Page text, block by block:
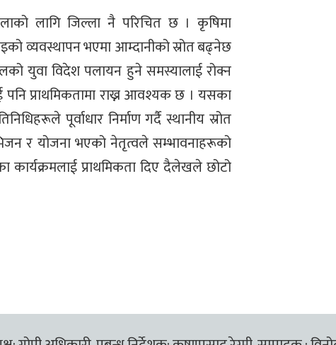
लागि जिल्ला नै परिचित छ । कृषिमा
व्यवस्थापन भएमा आम्दानीको स्रोत बढ्नेछ
युवा विदेश पलायन हुने समस्यालाई रोक्न
प्राथमिकतामा राख्न आवश्यक छ । यसका
पूर्वाधार निर्माण गर्दै स्थानीय स्रोत
र योजना भएको नेतृत्वले सम्भावनाहरूको
प्राथमिकता दिए दैलेखले छोटो